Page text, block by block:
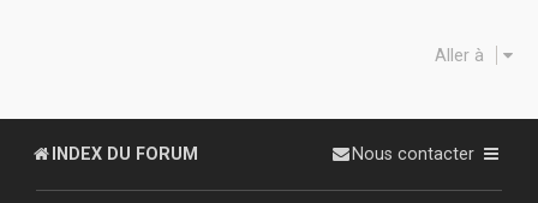
Aller à
INDEX DU FORUM Nous contacter